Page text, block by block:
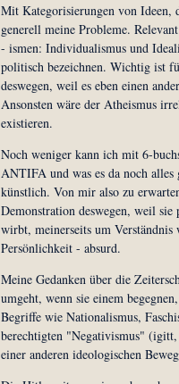
Mit Kategorisierungen von Ideen,
generell meine Probleme.
- ismen: Individualismus und
politisch bezeichnen. Wichtig ist
deswegen, weil es eben einen
Ansonsten wäre der Atheismus
existieren.
Noch weniger kann ich mit 6-
ANTIFA und was es da noch
künstlich. Von mir also zu
Demonstration deswegen, weil
wirbt, meinerseits um
Persönlichkeit - absurd.
Meine Gedanken über die
umgeht, wenn sie einem
Begriffe wie Nationalismus,
berechtigten "Negativismus"
einer anderen ideologischen